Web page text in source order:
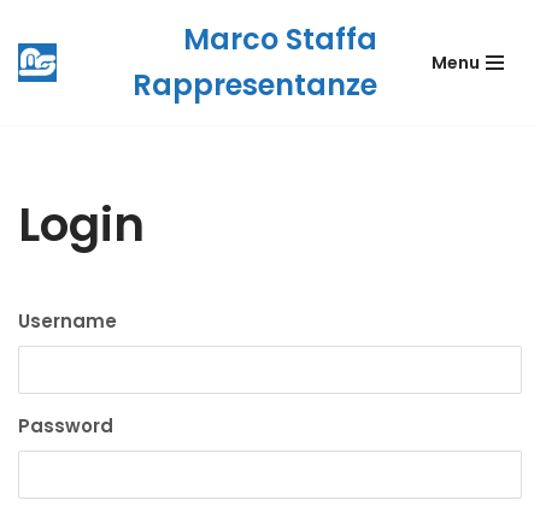
Vai
Marco Staffa
Rappresentanze
Menu
Login
Username
Password